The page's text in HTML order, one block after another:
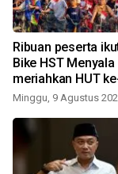
Ribuan peserta
Bike HST Menyala
meriahkan HUT
Minggu, 9 Agustus